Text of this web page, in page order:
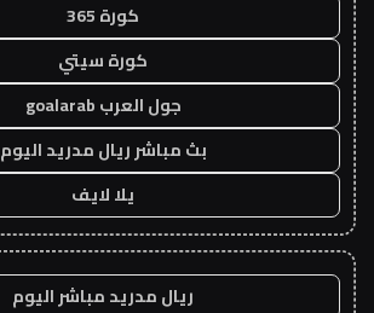
كورة 365
كورة سيتي
جول العرب goalarab
بث مباشر ريال مدريد اليوم
يلا لايف
ريال مدريد مباشر اليوم